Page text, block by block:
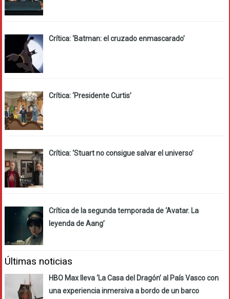
Crítica: ‘Batman: el cruzado enmascarado’
Crítica: ‘Presidente Curtis’
Crítica: ‘Stuart no consigue salvar el universo’
Crítica de la segunda temporada de ‘Avatar. La
leyenda de Aang’
Últimas noticias
HBO Max lleva ‘La Casa del Dragón’ al País Vasco con
una experiencia inmersiva a bordo de un barco